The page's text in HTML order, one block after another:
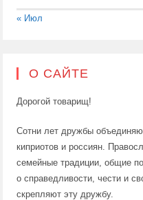
« Июл
О САЙТЕ
Дорогой товарищ!
Сотни лет дружбы
киприотов и россиян.
семейные традиции, общие
о справедливости, чести и
скрепляют эту дружбу.